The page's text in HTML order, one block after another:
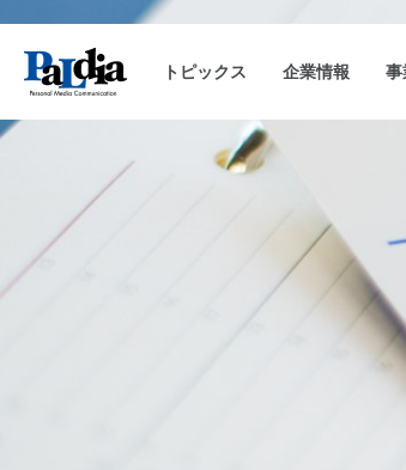
トピックス
企業理念 沿革
企業情報
キャンペーン事務局運用 CAM-SAKU
事